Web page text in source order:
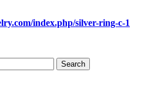
index.php/silver-ring-c-1